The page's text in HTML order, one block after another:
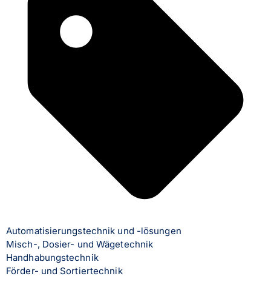
Automatisierungstechnik und -lösungen
Misch-, Dosier- und Wägetechnik
Handhabungstechnik
Förder- und Sortiertechnik